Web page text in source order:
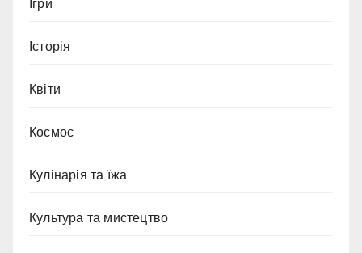
Ігри
Історія
Квіти
Космос
Кулінарія та їжа
Культура та мистецтво